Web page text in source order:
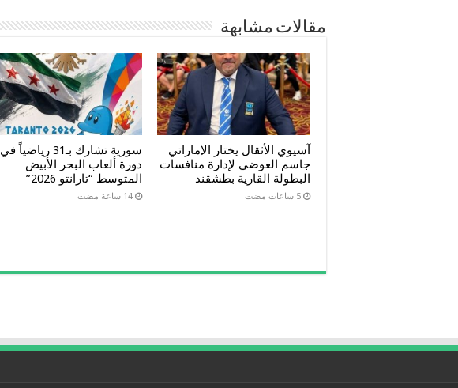
مقالات مشابهة
آسيوي الأثقال يختار الإماراتي
جاسم العوضي لإدارة منافسات
البطولة القارية بطشقند
سورية تشارك بـ31 رياضياً في
دورة ألعاب البحر الأبيض
المتوسط “تارانتو 2026”